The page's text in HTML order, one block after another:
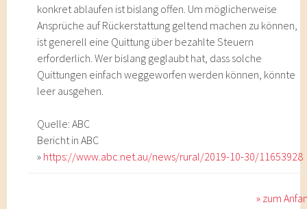
konkret ablaufen ist bislang offen. Um möglicherweise
Ansprüche auf Rückerstattung geltend machen zu können,
ist generell eine Quittung über bezahlte Steuern
erforderlich. Wer bislang geglaubt hat, dass solche
Quittungen einfach weggeworfen werden können, könnte
leer ausgehen.
Quelle: ABC
Bericht in ABC
» https://www.abc.net.au/news/rural/2019-10-30/11653928
» zum